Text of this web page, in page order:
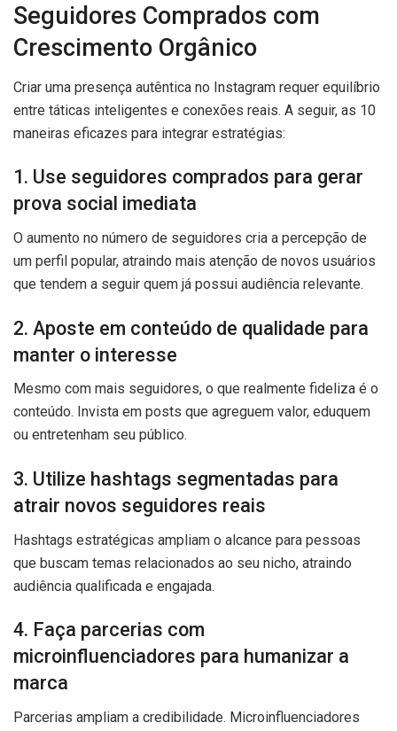
Seguidores Comprados com
Crescimento Orgânico
Criar uma presença autêntica no Instagram requer equilíbrio
entre táticas inteligentes e conexões reais. A seguir, as 10
maneiras eficazes para integrar estratégias:
1. Use seguidores comprados para gerar
prova social imediata
O aumento no número de seguidores cria a percepção de
um perfil popular, atraindo mais atenção de novos usuários
que tendem a seguir quem já possui audiência relevante.
2. Aposte em conteúdo de qualidade para
manter o interesse
Mesmo com mais seguidores, o que realmente fideliza é o
conteúdo. Invista em posts que agreguem valor, eduquem
ou entretenham seu público.
3. Utilize hashtags segmentadas para
atrair novos seguidores reais
Hashtags estratégicas ampliam o alcance para pessoas
que buscam temas relacionados ao seu nicho, atraindo
audiência qualificada e engajada.
4. Faça parcerias com
microinfluenciadores para humanizar a
marca
Parcerias ampliam a credibilidade. Microinfluenciadores